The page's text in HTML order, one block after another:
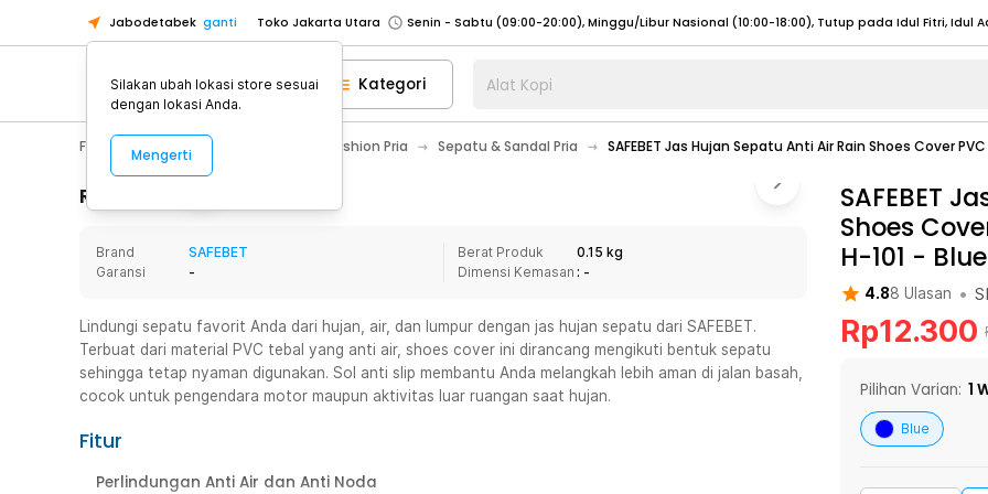
Jabodetabek ganti Toko Jakarta Utara
Toko Tangerang
Toko Cikupa
Pick n Go Jakarta Barat
Senin - Jumat (07:00 - 20:00), Sabtu - Minggu (08:00 - 20:00), Tutup pada Idul Fitri
Pick n Go Bekasi
Senin - Jumat (08:00 - 20:00), Sabtu - Minggu/ Libur Nasional (08:00 - 17:00) Selengkapnya
Senin - Jumat (08:00 - 20:00), Sabtu - Minggu/ Libur Nasional (08:00 - 17:00) Selengkapnya
Senin - Sabtu (09:00-20:00), Minggu/Libur Nasional (12:00-20:00), Tutup pada Idul Fitri
Senin - Sabtu (09:00-20:00), Minggu/Libur Nasional (12:00-20:00), Tutup pada Idul Fitri
Toko Tangerang
Toko Cikupa
Pick n Go Jakarta Barat
Senin - Jumat (07:00 - 20:00), Sabtu - Minggu (08:00 - 20:00), Tutup pada Idul Fitri
Senin - Jumat (08:00 - 20:00), Sabtu - Minggu/ Libur Nasional (08:00 - 17:00) Selengkapnya
Kategori Alat Kopi
Fashion, Make Up & Beauty Care Fashion Pria Sepatu & Sandal Pria SAFEBET Jas Hujan Sepatu Anti Air Rain Shoes Cover
Rincian Produk
Brand
SAFEBET
Garansi
-
Berat Produk
0.15 kg
Dimensi Kemasan : -
Lindungi sepatu favorit Anda dari hujan, air, dan lumpur dengan jas hujan sepatu dari SAFEBET.
Terbuat dari material PVC tebal yang anti air, shoes cover ini dirancang mengikuti bentuk sepatu
sehingga tetap nyaman digunakan. Sol anti slip membantu Anda melangkah lebih aman di jalan basah,
cocok untuk pengendara motor maupun aktivitas luar ruangan saat hujan.
Fitur
Perlindungan Anti Air dan Anti Noda
SAFEBET
Shoes
H-101 - Blue
4.88 Ulasan •
Rp12.300
Pilihan Varian: 1
Blue
Silakan ubah lokasi store sesuai
dengan lokasi Anda.
Mengerti